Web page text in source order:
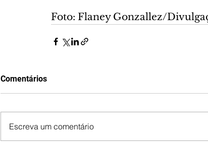
Foto: Flaney Gonzallez/
Comentários
Escreva um comentário